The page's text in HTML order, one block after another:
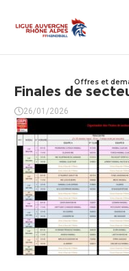
Offres et
Finales de
26/01/2026